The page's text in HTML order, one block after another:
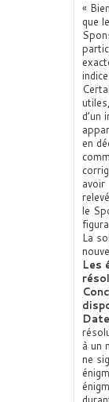
«
que
d’un
en
avoir
le
La
Les
à un
ne